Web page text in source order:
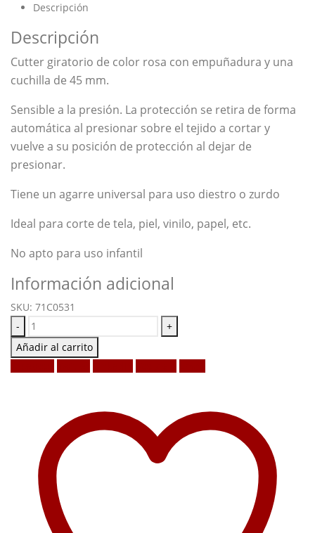
Descripción
Descripción
Cutter giratorio de color rosa con empuñadura y una
cuchilla de 45 mm.
Sensible a la presión. La protección se retira de forma
automática al presionar sobre el tejido a cortar y
vuelve a su posición de protección al dejar de
presionar.
Tiene un agarre universal para uso diestro o zurdo
Ideal para corte de tela, piel, vinilo, papel, etc.
No apto para uso infantil
Información adicional
SKU: 71C0531
-
+
Añadir al carrito